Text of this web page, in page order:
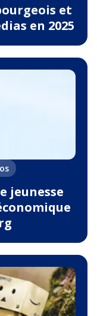
et
en 2025
jeunesse